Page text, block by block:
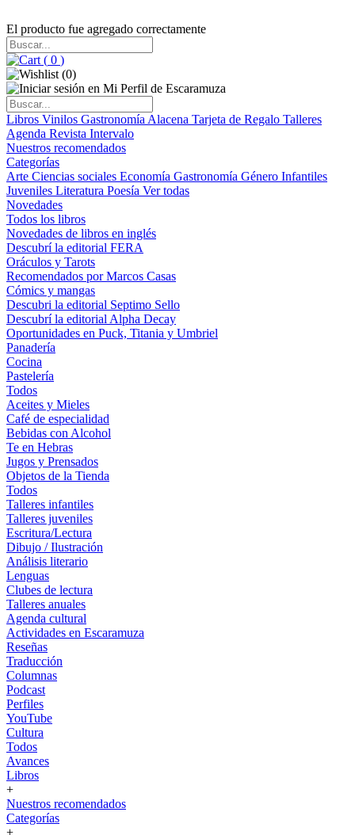
El producto fue agregado correctamente
( 0 )
(0)
Libros Vinilos Gastronomía Alacena Tarjeta de Regalo Talleres
Agenda Revista Intervalo
Nuestros recomendados
Categorías
Arte Ciencias sociales Economía Gastronomía Género Infantiles
Juveniles Literatura Poesía Ver todas
Novedades
Todos los libros
Novedades de libros en inglés
Descubrí la editorial FERA
Oráculos y Tarots
Recomendados por Marcos Casas
Cómics y mangas
Descubri la editorial Septimo Sello
Descubrí la editorial Alpha Decay
Oportunidades en Puck, Titania y Umbriel
Panadería
Cocina
Pastelería
Todos
Aceites y Mieles
Café de especialidad
Bebidas con Alcohol
Te en Hebras
Jugos y Prensados
Objetos de la Tienda
Todos
Talleres infantiles
Talleres juveniles
Escritura/Lectura
Dibujo / Ilustración
Análisis literario
Lenguas
Clubes de lectura
Talleres anuales
Agenda cultural
Actividades en Escaramuza
Reseñas
Traducción
Columnas
Podcast
Perfiles
YouTube
Cultura
Todos
Avances
Libros
+
Nuestros recomendados
Categorías
+